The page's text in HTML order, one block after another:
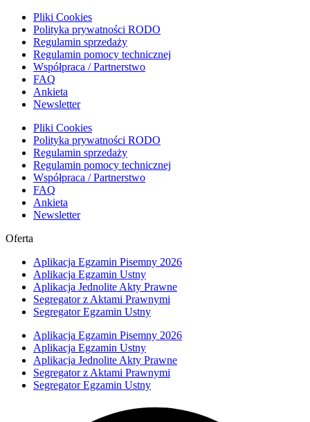
Pliki Cookies
Polityka prywatności RODO
Regulamin sprzedaży
Regulamin pomocy technicznej
Współpraca / Partnerstwo
FAQ
Ankieta
Newsletter
Pliki Cookies
Polityka prywatności RODO
Regulamin sprzedaży
Regulamin pomocy technicznej
Współpraca / Partnerstwo
FAQ
Ankieta
Newsletter
Oferta
Aplikacja Egzamin Pisemny 2026
Aplikacja Egzamin Ustny
Aplikacja Jednolite Akty Prawne
Segregator z Aktami Prawnymi
Segregator Egzamin Ustny
Aplikacja Egzamin Pisemny 2026
Aplikacja Egzamin Ustny
Aplikacja Jednolite Akty Prawne
Segregator z Aktami Prawnymi
Segregator Egzamin Ustny